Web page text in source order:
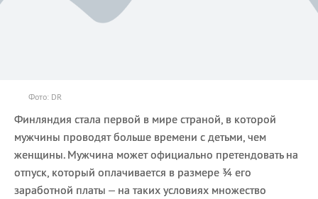
Фото: DR
Финляндия стала первой в мире страной, в которой
мужчины проводят больше времени с детьми, чем
женщины. Мужчина может официально претендовать на
отпуск, который оплачивается в размере ¾ его
заработной платы – на таких условиях множество